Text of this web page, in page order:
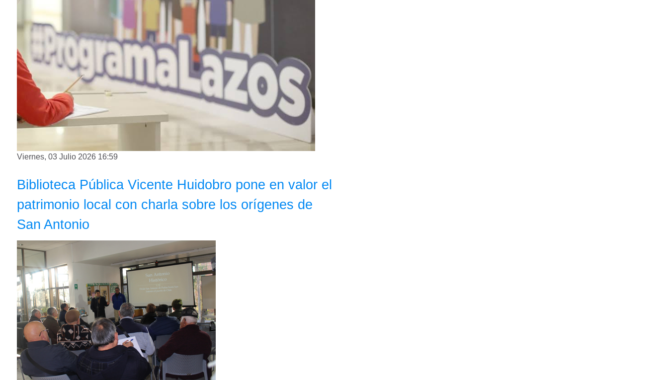
Viernes, 03 Julio 2026 16:59
Biblioteca Pública Vicente Huidobro pone en valor el
patrimonio local con charla sobre los orígenes de
San Antonio